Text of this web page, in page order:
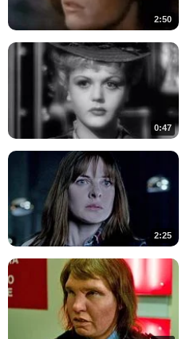
2:50
0:47
2:25